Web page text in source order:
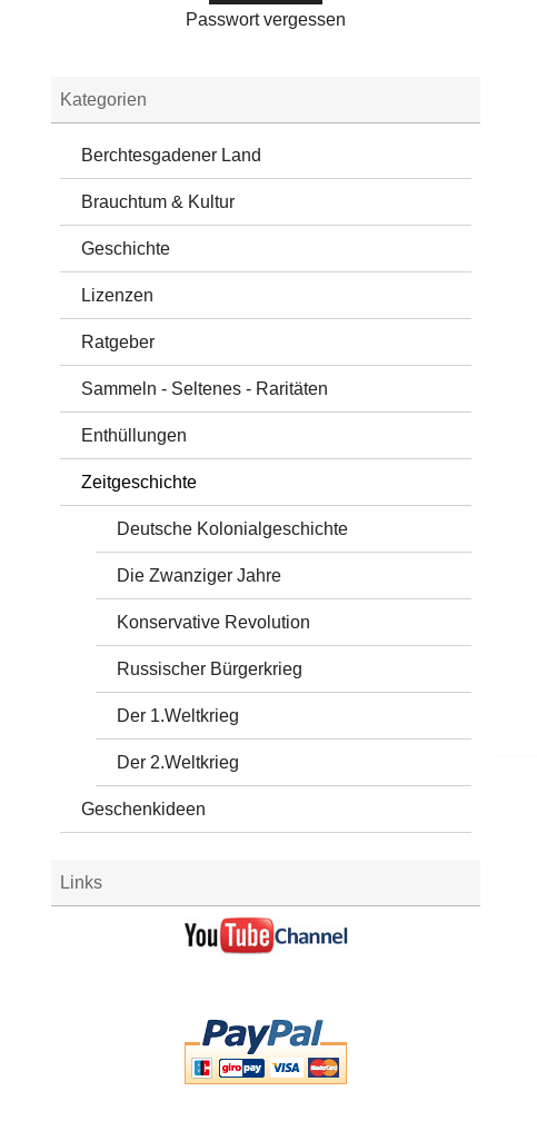
Passwort vergessen
Kategorien
Berchtesgadener Land
Brauchtum & Kultur
Geschichte
Lizenzen
Ratgeber
Sammeln - Seltenes - Raritäten
Enthüllungen
Zeitgeschichte
Deutsche Kolonialgeschichte
Die Zwanziger Jahre
Konservative Revolution
Russischer Bürgerkrieg
Der 1.Weltkrieg
Der 2.Weltkrieg
Geschenkideen
Links